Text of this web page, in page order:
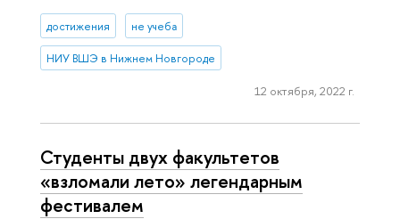
достижения не учеба
НИУ ВШЭ в Нижнем Новгороде
12 октября, 2022 г.
Студенты двух факультетов
«взломали лето» легендарным
фестивалем